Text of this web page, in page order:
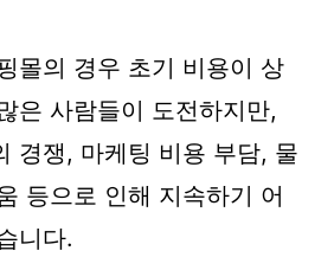
몰의 경우 초기 비용이 상
은 사람들이 도전하지만,
경쟁, 마케팅 비용 부담, 물
등으로 인해 지속하기 어
니다.